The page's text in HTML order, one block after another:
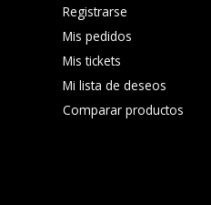
Registrarse
Mis pedidos
Mis tickets
Mi lista de deseos
Comparar productos